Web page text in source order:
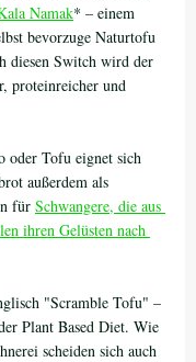
Namak* – einem
bevorzuge Naturtofu
diesen Switch wird der
proteinreicher und
oder Tofu eignet sich
außerdem als
für Schwangere, die aus
ihren Gelüsten nach
"Scramble Tofu" –
Plant Based Diet. Wie
scheiden sich auch